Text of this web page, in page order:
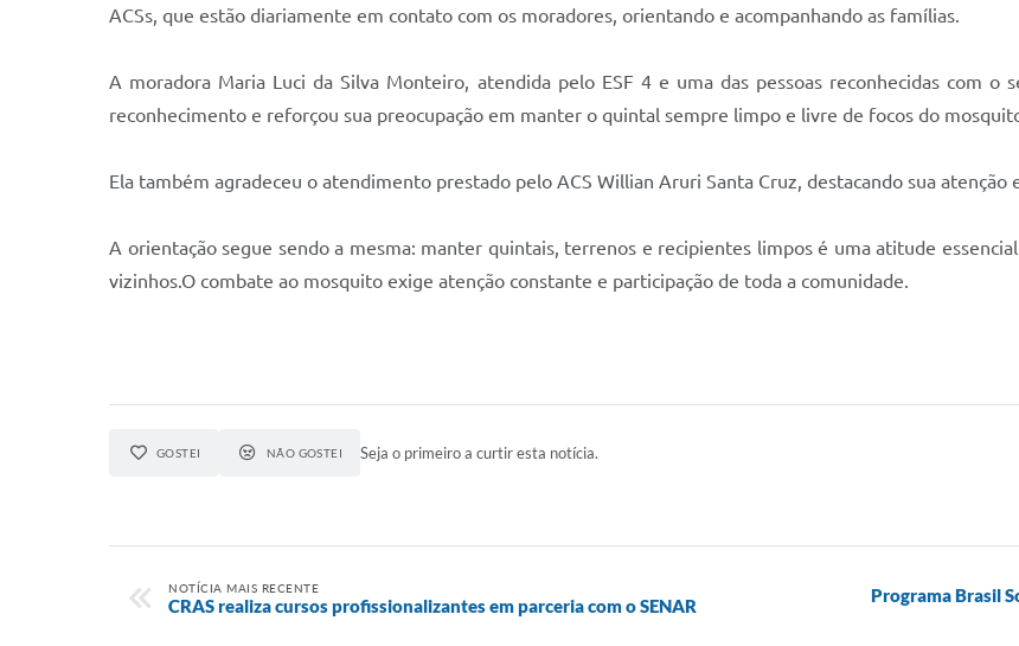
ACSs, que estão diariamente em contato com os moradores, orientando e acompanhando as famílias.
A moradora Maria Luci da Silva Monteiro, atendida pelo ESF 4 e uma das pessoas reconhecidas com
reconhecimento e reforçou sua preocupação em manter o quintal sempre limpo e livre de focos do
Ela também agradeceu o atendimento prestado pelo ACS Willian Aruri Santa Cruz, destacando sua
A orientação segue sendo a mesma: manter quintais, terrenos e recipientes limpos é uma atitude
vizinhos.O combate ao mosquito exige atenção constante e participação de toda a comunidade.
GOSTEI NÃO GOSTEI Seja o primeiro a curtir esta notícia.
NOTÍCIA MAIS RECENTE
CRAS realiza cursos profissionalizantes em parceria com o SENAR
Programa Brasil